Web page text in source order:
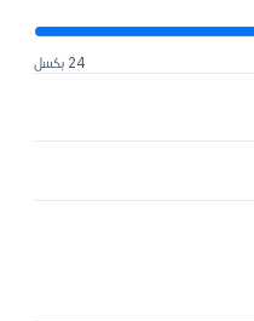
24 بكسل